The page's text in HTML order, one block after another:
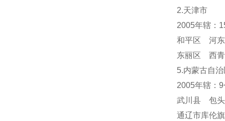
2.天津市
2005年辖：
和平区 河
东丽区 西
5.内蒙古自治
2005年辖：
武川县 包
通辽市库